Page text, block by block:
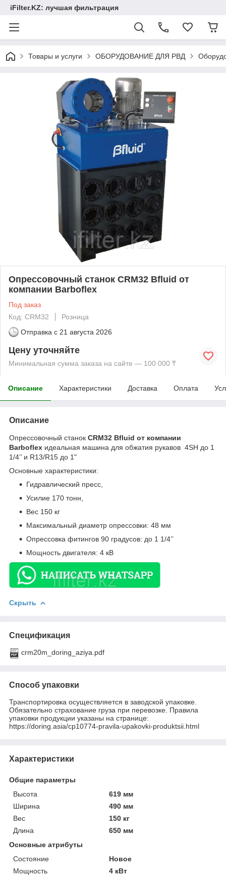
iFilter.KZ: лучшая фильтрация
Товары и услуги ОБОРУДОВАНИЕ ДЛЯ РВД
Опрессовочный станок CRM32 Bfluid от
компании Barboflex
Под заказ
Код: CRM32
Розница
Отправка с 21 августа 2026
Цену уточняйте
Минимальная сумма заказа на сайте — 100 000 ₸
Описание Характеристики Доставка Оплата
Описание
Опрессовочный станок CRM32 Bfluid от компании
Barboflex идеальная машина для обжатия рукавов 4SH до 1
1/4’’ и R13/R15 до 1"
Основные характеристики:
Гидравлический пресс,
Усилие 170 тонн,
Вес 150 кг
Максимальный диаметр опрессовки: 48 мм
Опрессовка фитингов 90 градусов: до 1 1/4’’
Мощность двигателя: 4 кВ
Скрыть
Спецификация
crm20m_doring_aziya.pdf
Способ упаковки
Транспортировка осуществляется в заводской упаковке.
Обязательно страхование груза при перевозке. Правила
упаковки продукции указаны на странице:
https://doring.asia/cp10774-pravila-upakovki-produktsii.html
Характеристики
Общие параметры
Высота
619 мм
Ширина
490 мм
Вес
150 кг
Длина
650 мм
Основные атрибуты
Состояние
Новое
Мощность
4 кВт